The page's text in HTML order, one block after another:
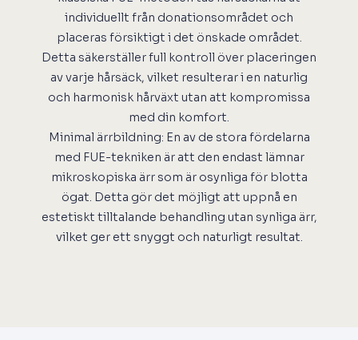
individuellt från donationsområdet och
placeras försiktigt i det önskade området.
Detta säkerställer full kontroll över placeringen
av varje hårsäck, vilket resulterar i en naturlig
och harmonisk hårväxt utan att kompromissa
med din komfort.
Minimal ärrbildning: En av de stora fördelarna
med FUE-tekniken är att den endast lämnar
mikroskopiska ärr som är osynliga för blotta
ögat. Detta gör det möjligt att uppnå en
estetiskt tilltalande behandling utan synliga ärr,
vilket ger ett snyggt och naturligt resultat.